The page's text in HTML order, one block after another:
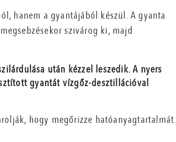
hanem a gyantájából készül. A gyanta
szivárog ki, majd
után kézzel leszedik. A nyers
gyantát vízgőz-desztillációval
hogy megőrizze hatóanyagtartalmát.